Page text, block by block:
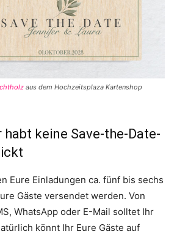
aus dem Hochzeitsplaza Kartenshop
habt keine Save-the-Date-
Eure Einladungen ca. fünf bis sechs
Gäste versendet werden. Von
WhatsApp oder E-Mail solltet Ihr
könnt Ihr Eure Gäste auf